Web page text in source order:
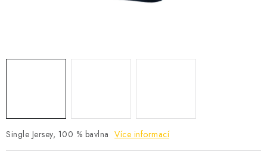
Single Jersey, 100 % bavlna Více informací